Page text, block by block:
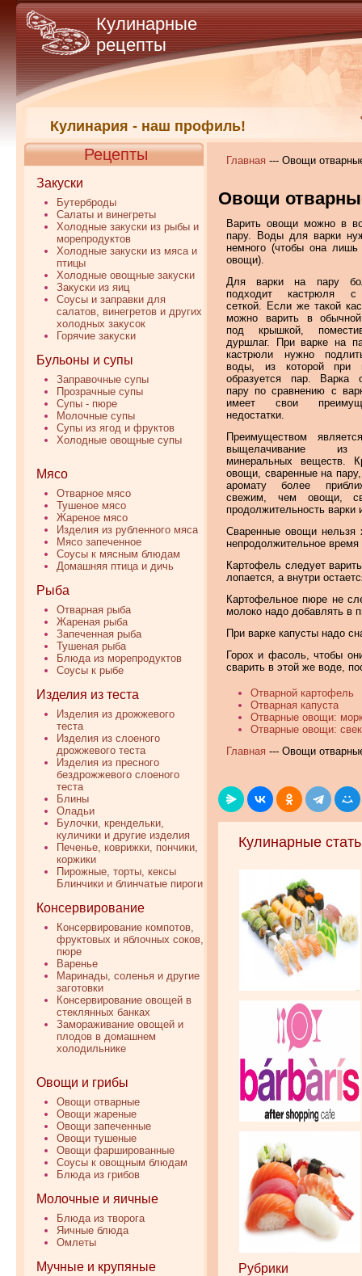
Кулинария - наш профиль!
Кулинарные
рецепты
Рецепты
Закуски
Бутерброды
Салаты и винегреты
Холодные закуски из рыбы и
морепродуктов
Холодные закуски из мяса и
птицы
Холодные овощные закуски
Закуски из яиц
Соусы и заправки для
салатов, винегретов и других
холодных закусок
Горячие закуски
Бульоны и супы
Заправочные супы
Прозрачные супы
Супы - пюре
Молочные супы
Супы из ягод и фруктов
Холодные овощные супы
Мясо
Отварное мясо
Тушеное мясо
Жареное мясо
Изделия из рубленного мяса
Мясо запеченное
Соусы к мясным блюдам
Домашняя птица и дичь
Рыба
Отварная рыба
Жареная рыба
Запеченная рыба
Тушеная рыба
Блюда из морепродуктов
Соусы к рыбе
Изделия из теста
Изделия из дрожжевого
теста
Изделия из слоеного
дрожжевого теста
Изделия из пресного
бездрожжевого слоеного
теста
Блины
Оладьи
Булочки, крендельки,
куличики и другие изделия
Печенье, коврижки, пончики,
коржики
Пирожные, торты, кексы
Блинчики и блинчатые пироги
Консервирование
Консервирование компотов,
фруктовых и яблочных соков,
пюре
Варенье
Маринады, соленья и другие
заготовки
Консервирование овощей в
стеклянных банках
Замораживание овощей и
плодов в домашнем
холодильнике
Овощи и грибы
Овощи отварные
Овощи жареные
Овощи запеченные
Овощи тушеные
Овощи фаршированные
Соусы к овощным блюдам
Блюда из грибов
Молочные и яичные
Блюда из творога
Яичные блюда
Омлеты
Мучные и крупяные
Главная --- Овощи
Овощи
Варить овощи можно в
пару. Воды для варки
немного (чтобы она лишь
овощи).
Для варки на пару
подходит кастрюля с
сеткой. Если же такой
можно варить в
под крышкой,
дуршлаг. При варке на
кастрюли нужно
воды, из которой при
образуется пар. Варка
пару по сравнению с
имеет свои
недостатки.
Преимуществом
выщелачивание
минеральных веществ.
овощи, сваренные на
аромату более
свежим, чем овощи,
продолжительность
Сваренные овощи нельзя
непродолжительное
Картофель следует
лопается, а внутри
Картофельное пюре не
молоко надо добавлять в
При варке капусты надо
Горох и фасоль, чтобы
сварить в этой же воде,
Отварной картофель
Отварная капуста
Отварные овощи:
Отварные овощи:
Главная --- Овощи
Кулинарные
Рубрики